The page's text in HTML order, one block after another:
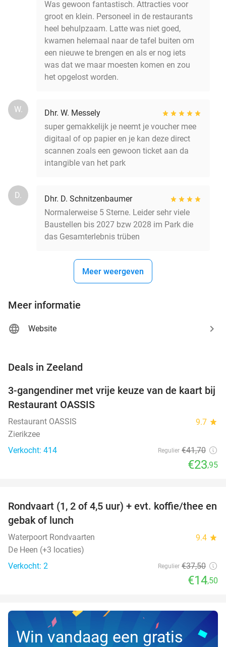
Was gewoon fantastisch. Attracties voor
groot en klein. Personeel in de restaurants
heel behulpzaam. Latte was niet goed,
kwamen helemaal naar de tafel buiten om
een nieuwe te brengen en als er nog iets
was dat we maar moesten komen en zou
het opgelost worden.
W.
Dhr. W. Messely
super gemakkelijk je neemt je voucher mee
digitaal of op papier en je kan deze direct
scannen zoals een gewoon ticket aan da
intangible van het park
D.
Dhr. D. Schnitzenbaumer
Normalerweise 5 Sterne. Leider sehr viele
Baustellen bis 2027 bzw 2028 im Park die
das Gesamterlebnis trüben
Meer weergeven
Meer informatie
Website
Deals in Zeeland
43%
3-gangendiner met vrije keuze van de kaart bij
Restaurant OASSIS
Restaurant OASSIS 9.7 star
Zierikzee
Verkocht: 414
Regulier €41,70
€23,95
61%
TODAY
Rondvaart (1, 2 of 4,5 uur) + evt. koffie/thee en
gebak of lunch
Waterpoort Rondvaarten 9.4 star
De Heen (+3 locaties)
Verkocht: 2
Regulier €37,50
€14,50
Win vandaag een gratis